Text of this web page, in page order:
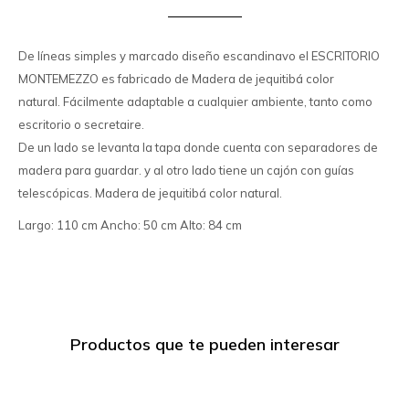
De líneas simples y marcado diseño escandinavo el ESCRITORIO
MONTEMEZZO es fabricado de Madera de jequitibá color
natural. Fácilmente adaptable a cualquier ambiente, tanto como
escritorio o secretaire.
De un lado se levanta la tapa donde cuenta con separadores de
madera para guardar. y al otro lado tiene un cajón con guías
telescópicas. Madera de jequitibá color natural.
Largo: 110 cm Ancho: 50 cm Alto: 84 cm
Productos que te pueden interesar